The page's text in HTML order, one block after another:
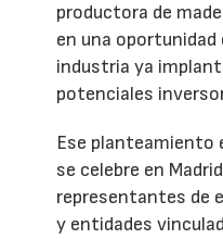
productora de
en una oportunidad
industria ya
potenciales
Ese planteamiento
se celebre en
representantes de
y entidades